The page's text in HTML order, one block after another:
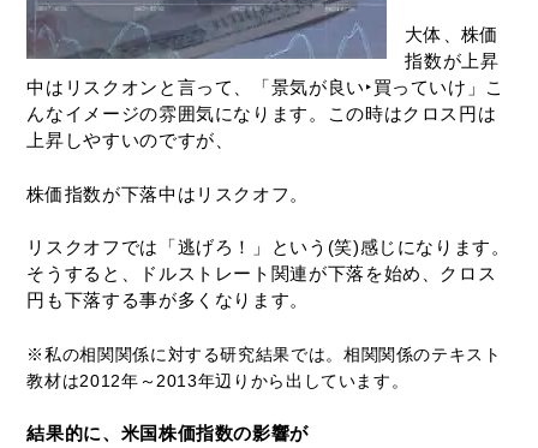
大体、株価
指数が上昇
中はリスクオンと言って、「景気が良い‣買っていけ」こ
んなイメージの雰囲気になります。この時はクロス円は
上昇しやすいのですが、
株価指数が下落中はリスクオフ。
リスクオフでは「逃げろ！」という(笑)感じになります。
そうすると、ドルストレート関連が下落を始め、クロス
円も下落する事が多くなります。
※私の相関関係に対する研究結果では。相関関係のテキスト
教材は2012年～2013年辺りから出しています。
結果的に、米国株価指数の影響が